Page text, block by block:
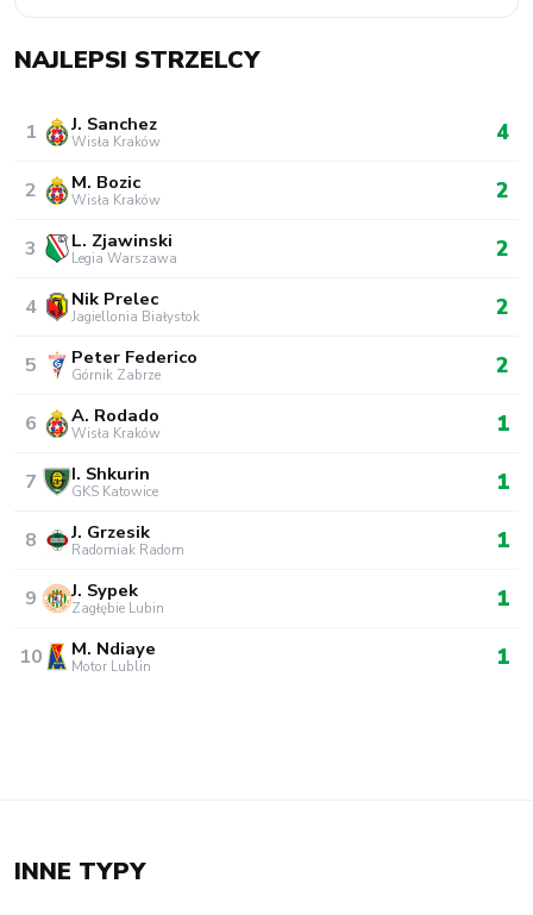
NAJLEPSI STRZELCY
1 J. Sanchez
Wisła Kraków 4
2 M. Bozic
Wisła Kraków 2
3 L. Zjawinski
Legia Warszawa 2
4 Nik Prelec
Jagiellonia Białystok 2
5 Peter Federico
Górnik Zabrze 2
6 A. Rodado
Wisła Kraków 1
7 I. Shkurin
GKS Katowice 1
8 J. Grzesik
Radomiak Radom 1
9 J. Sypek
Zagłębie Lubin 1
10 M. Ndiaye
Motor Lublin 1
INNE TYPY